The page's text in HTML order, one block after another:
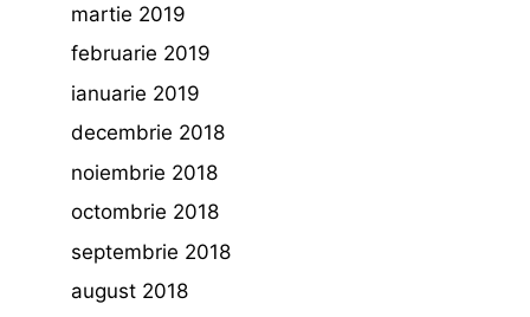
martie 2019
februarie 2019
ianuarie 2019
decembrie 2018
noiembrie 2018
octombrie 2018
septembrie 2018
august 2018